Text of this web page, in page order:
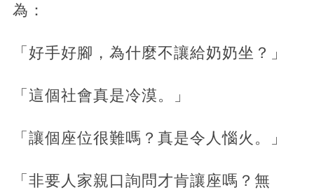
為：
「好手好腳，為什麼不讓給奶奶坐？」
「這個社會真是冷漠。」
「讓個座位很難嗎？真是令人惱火。」
「非要人家親口詢問才肯讓座嗎？無